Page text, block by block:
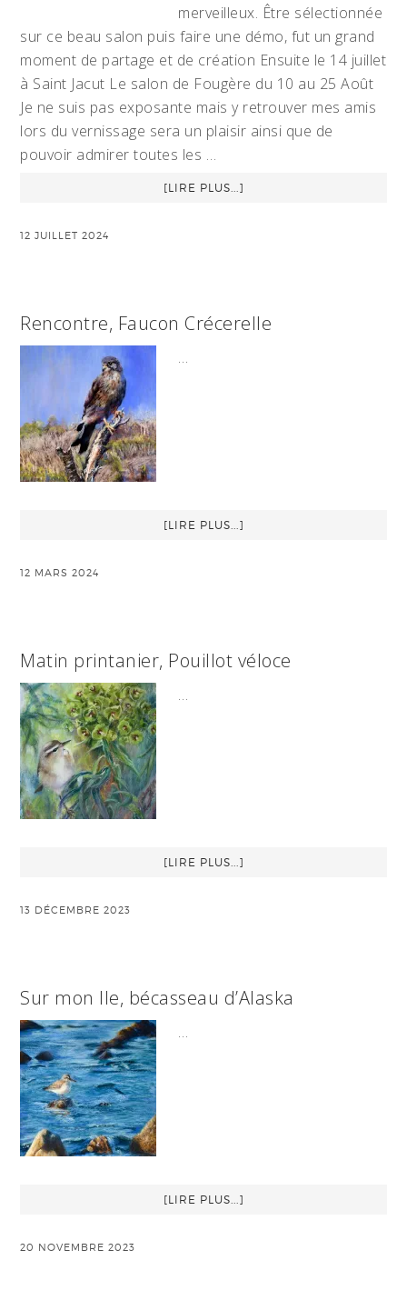
merveilleux. Être sélectionnée
sur ce beau salon puis faire une démo, fut un grand
moment de partage et de création Ensuite le 14 juillet
à Saint Jacut Le salon de Fougère du 10 au 25 Août
Je ne suis pas exposante mais y retrouver mes amis
lors du vernissage sera un plaisir ainsi que de
pouvoir admirer toutes les …
[LIRE PLUS...]
12 JUILLET 2024
Rencontre, Faucon Crécerelle
…
[LIRE PLUS...]
12 MARS 2024
Matin printanier, Pouillot véloce
…
[LIRE PLUS...]
13 DÉCEMBRE 2023
Sur mon Ile, bécasseau d’Alaska
…
[LIRE PLUS...]
20 NOVEMBRE 2023